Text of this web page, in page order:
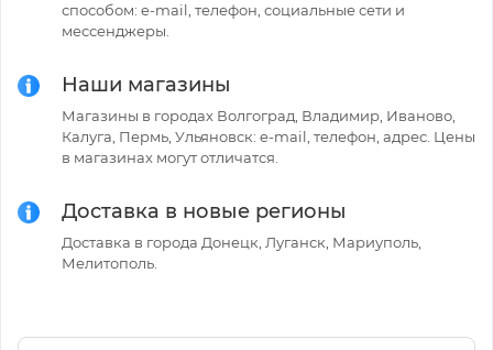
способом: e-mail, телефон, социальные сети и
мессенджеры.
Наши магазины
Магазины в городах Волгоград, Владимир, Иваново,
Калуга, Пермь, Ульяновск: e-mail, телефон, адрес. Цены
в магазинах могут отличатся.
Доставка в новые регионы
Доставка в города Донецк, Луганск, Мариуполь,
Мелитополь.